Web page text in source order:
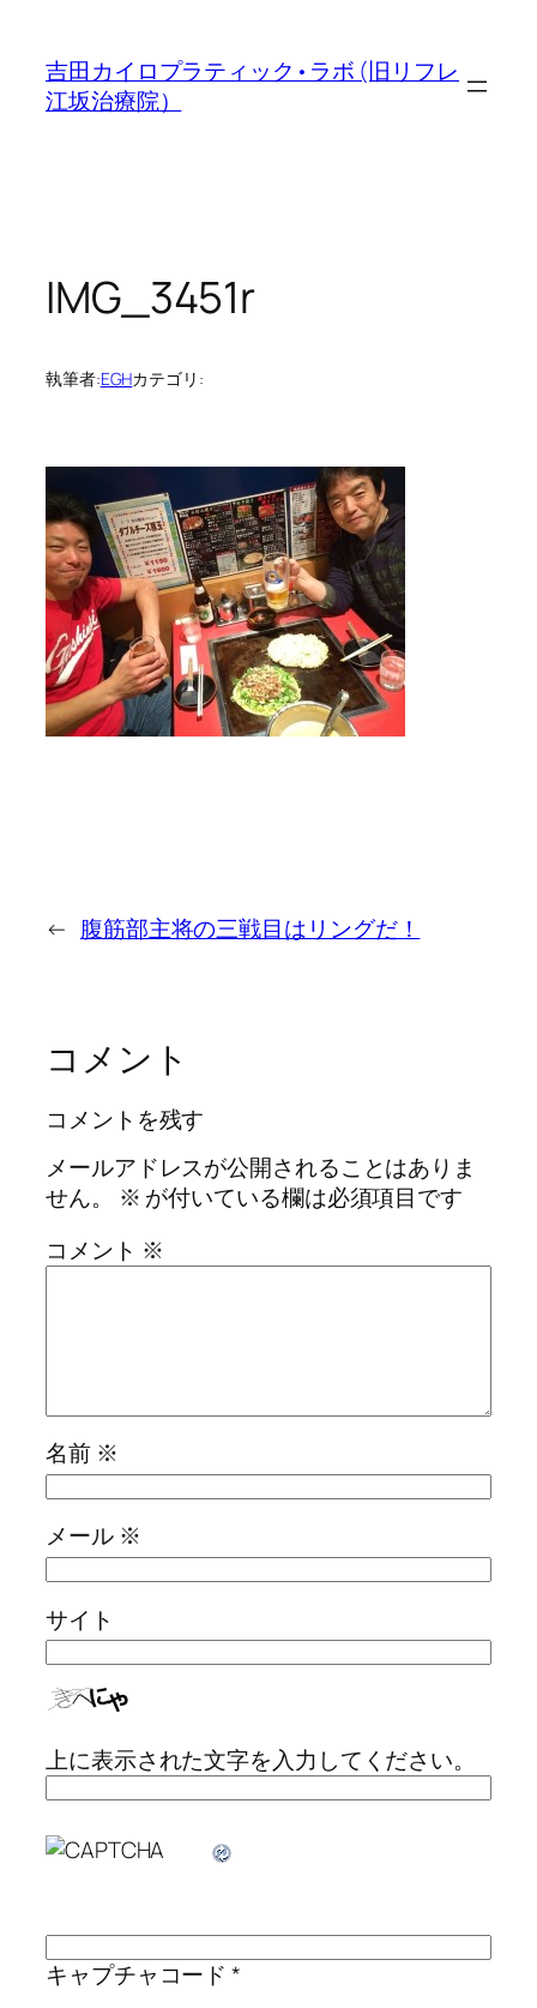
吉田カイロプラティック•ラボ (旧リフレ
江坂治療院）
IMG_3451r
執筆者:EGHカテゴリ:
← 腹筋部主将の三戦目はリングだ！
コメント
コメントを残す
メールアドレスが公開されることはありま
せん。
※ が付いている欄は必須項目です
コメント ※
名前 ※
メール ※
サイト
上に表示された文字を入力してください。
キャプチャコード *